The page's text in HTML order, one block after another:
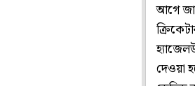
আগে
দেওয়া